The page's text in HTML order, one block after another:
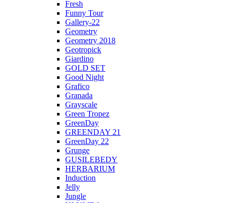
Fresh
Funny Tour
Gallery-22
Geometry
Geometry 2018
Geotropick
Giardino
GOLD SET
Good Night
Grafico
Granada
Grayscale
Green Tropez
GreenDay
GREENDAY 21
GreenDay 22
Grunge
GUSILEBEDY
HERBARIUM
Induction
Jelly
Jungle